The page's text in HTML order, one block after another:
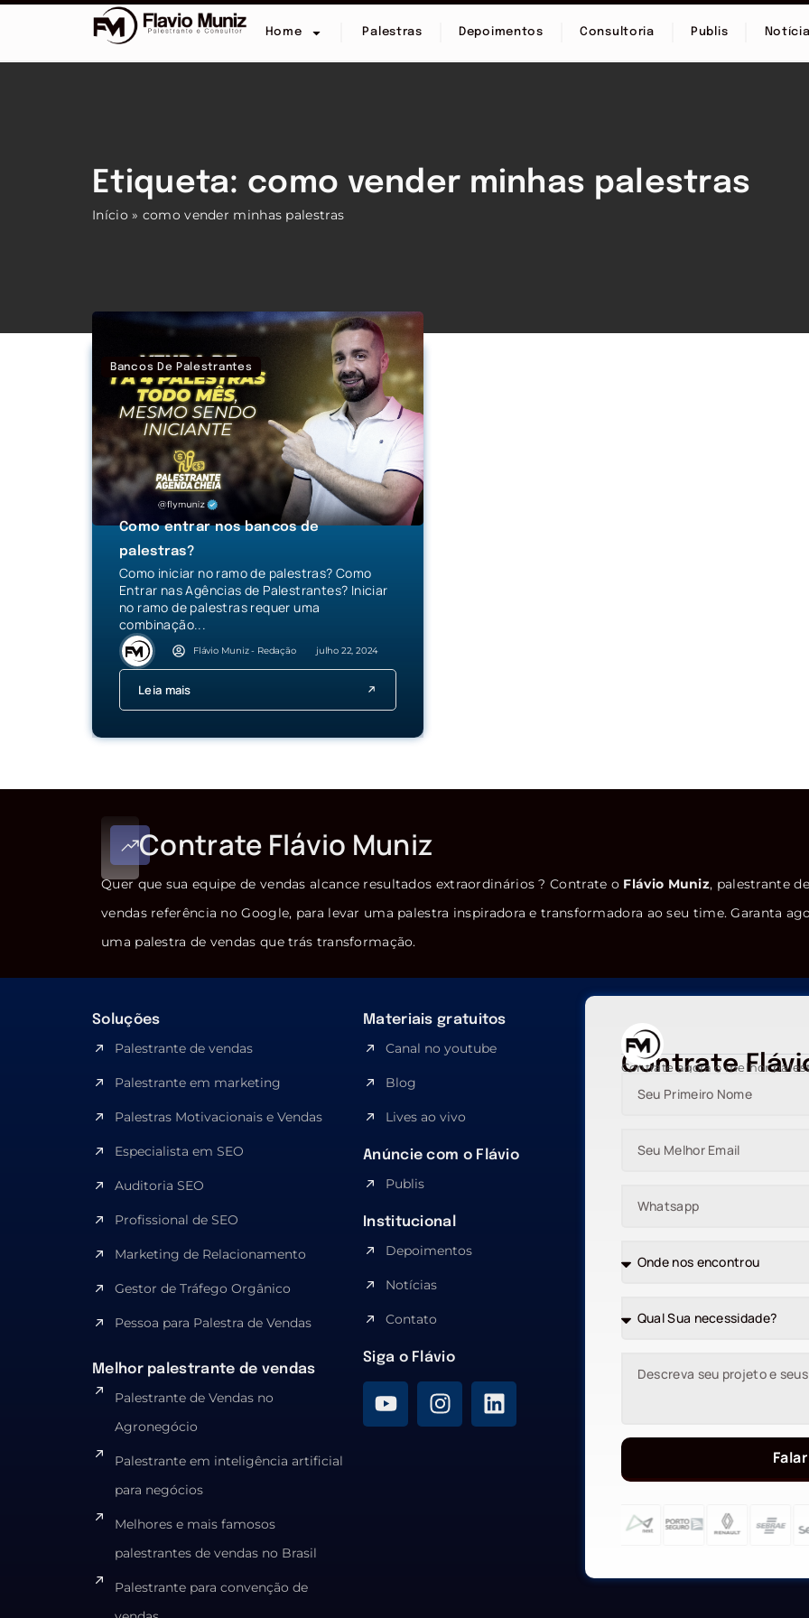
Home Palestras Depoimentos Consultoria Publis
Etiqueta: como vender minhas palestras
Início » como vender minhas palestras
Bancos De Palestrantes
Como entrar nos bancos de
palestras?
Como iniciar no ramo de palestras? Como
Entrar nas Agências de Palestrantes? Iniciar
no ramo de palestras requer uma
combinação...
Flávio Muniz - Redação julho 22, 2024
Leia mais
Contrate Flávio Muniz
Quer que sua equipe de vendas alcance resultados extraordinários ? Contrate o Flávio Muniz, palestrante de
vendas referência no Google, para levar uma palestra inspiradora e transformadora ao seu time. Garanta
uma palestra de vendas que trás transformação.
Soluções
Palestrante de vendas
Palestrante em marketing
Palestras Motivacionais e Vendas
Especialista em SEO​
Auditoria SEO
Profissional de SEO
Marketing de Relacionamento
Gestor de Tráfego Orgânico
Pessoa para Palestra de Vendas
Melhor palestrante de vendas
Palestrante de Vendas no
Agronegócio
Palestrante em inteligência artificial
para negócios
Melhores e mais famosos
palestrantes de vendas no Brasil
Palestrante para convenção de
Materiais gratuitos
Canal no youtube
Blog
Lives ao vivo
Anúncie com o Flávio
Publis
Institucional
Depoimentos
Notícias
Contato
Siga o Flávio
Contrate
Contrate agora o melhor